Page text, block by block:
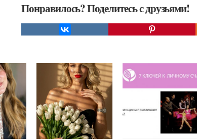
Понравилось? Поделитесь с друзьями!